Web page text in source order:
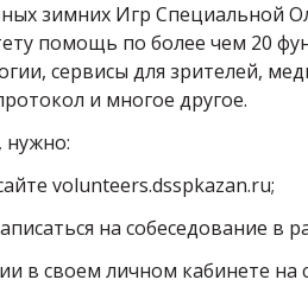
зимних Игр Специальной
помощь по более чем 20
сервисы для зрителей,
и многое другое.
нужно:
volunteers.dsspkazan.ru;
на собеседование
в своем личном кабинете на